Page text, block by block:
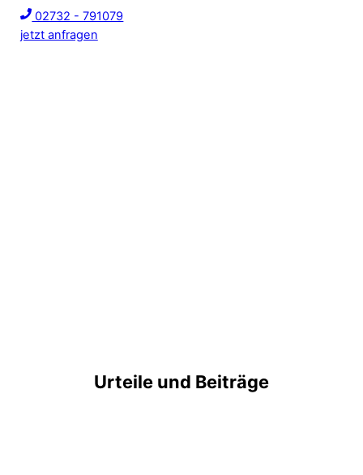
02732 - 791079
jetzt anfragen
Urteile und Beiträge